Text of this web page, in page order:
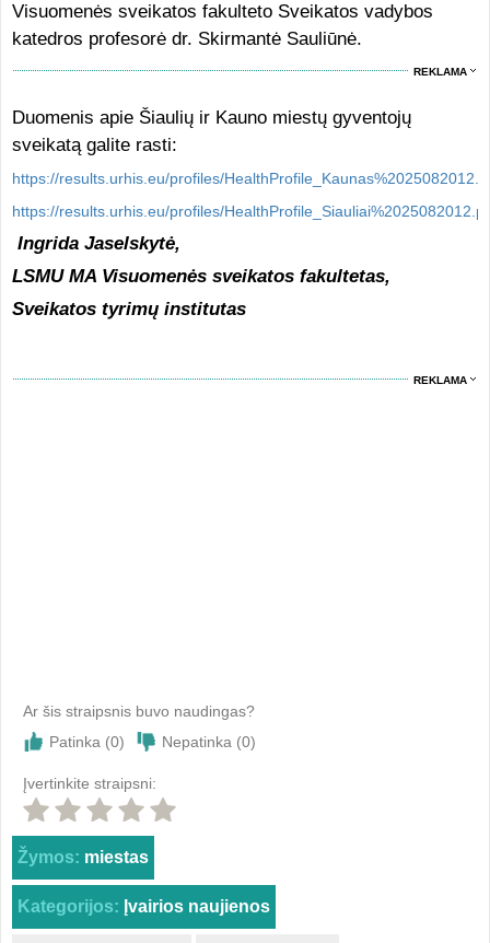
Visuomenės sveikatos fakulteto Sveikatos vadybos
katedros profesorė dr. Skirmantė Sauliūnė.
REKLAMA
Duomenis apie Šiaulių ir Kauno miestų gyventojų
sveikatą galite rasti:
https://results.urhis.eu/profiles/
https://results.urhis.eu/profiles/
Ingrida Jaselskytė,
LSMU MA Visuomenės sveikatos fakultetas,
Sveikatos tyrimų institutas
REKLAMA
Ar šis straipsnis buvo naudingas?
Patinka (0) Nepatinka (0)
Įvertinkite straipsni:
Žymos: miestas
Kategorijos: Įvairios naujienos